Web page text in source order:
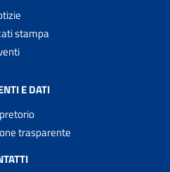
stampa
E DATI
trasparente